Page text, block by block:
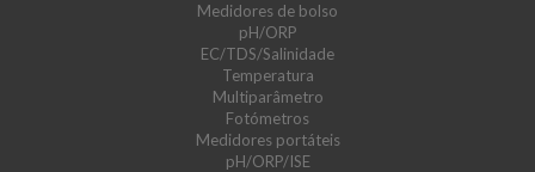
Medidores de bolso
pH/ORP
EC/TDS/Salinidade
Temperatura
Multiparâmetro
Fotómetros
Medidores portáteis
pH/ORP/ISE